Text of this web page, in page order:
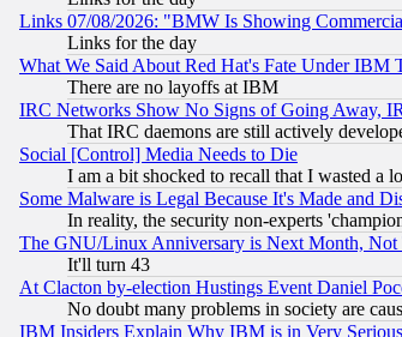
Links 07/08/2026: "BMW Is Showing
Links for the day
What We Said About Red Hat's Fate Under
There are no layoffs at IBM
IRC Networks Show No Signs of Going Away,
That IRC daemons are still actively
Social [Control] Media Needs to Die
I am a bit shocked to recall that I wasted a
Some Malware is Legal Because It's Made and
In reality, the security non-experts
The GNU/Linux Anniversary is Next Month, Not
It'll turn 43
At Clacton by-election Hustings Event Daniel
No doubt many problems in society are
IBM Insiders Explain Why IBM is in Very